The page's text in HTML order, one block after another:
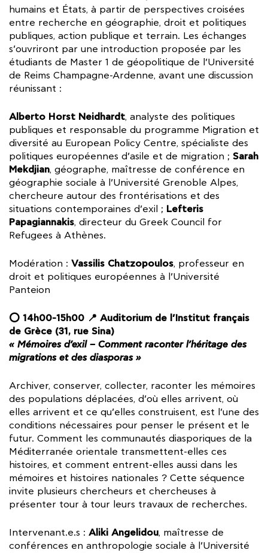
humains et États, à partir de perspectives croisées
entre recherche en géographie, droit et politiques
publiques, action publique et terrain. Les échanges
s’ouvriront par une introduction proposée par les
étudiants de Master 1 de géopolitique de l’Université
de Reims Champagne-Ardenne, avant une discussion
réunissant :
Alberto Horst Neidhardt, analyste des politiques
publiques et responsable du programme Migration et
diversité au European Policy Centre, spécialiste des
politiques européennes d’asile et de migration ; Sarah
Mekdjian, géographe, maîtresse de conférence en
géographie sociale à l’Université Grenoble Alpes,
chercheure autour des frontérisations et des
situations contemporaines d’exil ; Lefteris
Papagiannakis, directeur du Greek Council for
Refugees à Athènes.
Modération : Vassilis Chatzopoulos, professeur en
droit et politiques européennes à l’Université
Panteion
⭕ 14h00-15h00 📍 Auditorium de l’Institut français
de Grèce (31, rue Sina)
« Mémoires d’exil – Comment raconter l’héritage des
migrations et des diasporas »
Archiver, conserver, collecter, raconter les mémoires
des populations déplacées, d’où elles arrivent, où
elles arrivent et ce qu’elles construisent, est l’une des
conditions nécessaires pour penser le présent et le
futur. Comment les communautés diasporiques de la
Méditerranée orientale transmettent-elles ces
histoires, et comment entrent-elles aussi dans les
mémoires et histoires nationales ? Cette séquence
invite plusieurs chercheurs et chercheuses à
présenter tour à tour leurs travaux de recherches.
Intervenant.e.s : Aliki Angelidou, maîtresse de
conférences en anthropologie sociale à l’Université